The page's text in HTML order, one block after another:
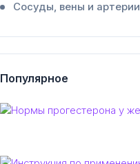
Сосуды, вены и артерии
Популярное